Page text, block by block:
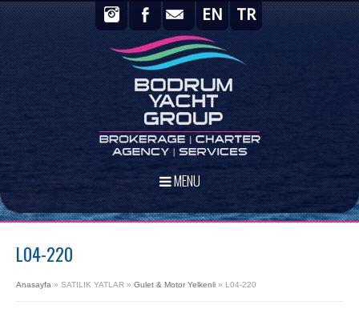
EN TR
MENU
L04-220
Anasayfa » SATILIK YATLAR » Gulet & Motor Yelkenli » L04-220